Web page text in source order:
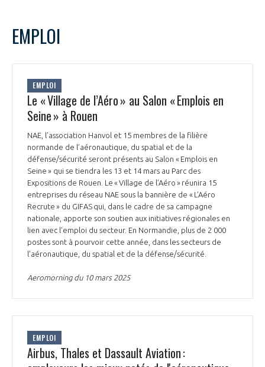
EMPLOI
EMPLOI
Le « Village de l’Aéro » au Salon « Emplois en
Seine » à Rouen
NAE, l’association Hanvol et 15 membres de la filière
normande de l’aéronautique, du spatial et de la
défense/sécurité seront présents au Salon « Emplois en
Seine » qui se tiendra les 13 et 14 mars au Parc des
Expositions de Rouen. Le « Village de l’Aéro » réunira 15
entreprises du réseau NAE sous la bannière de « L’Aéro
Recrute » du GIFAS qui, dans le cadre de sa campagne
nationale, apporte son soutien aux initiatives régionales en
lien avec l’emploi du secteur. En Normandie, plus de 2 000
postes sont à pourvoir cette année, dans les secteurs de
l’aéronautique, du spatial et de la défense/sécurité.
Aeromorning du 10 mars 2025
EMPLOI
Airbus, Thales et Dassault Aviation :